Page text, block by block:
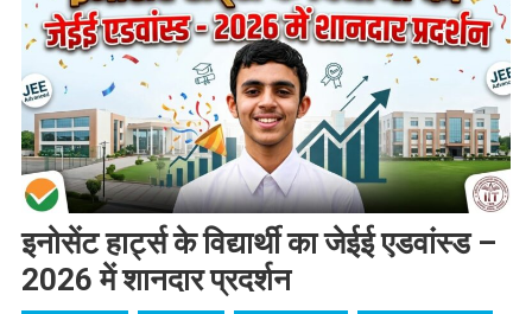
इनोसेंट हार्ट्स के विद्यार्थी का जेईई एडवांस्ड –
2026 में शानदार प्रदर्शन